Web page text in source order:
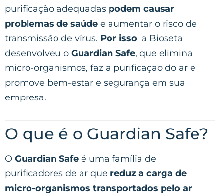
purificação adequadas podem causar
problemas de saúde e aumentar o risco de
transmissão de vírus. Por isso, a Bioseta
desenvolveu o Guardian Safe, que elimina
micro-organismos, faz a purificação do ar e
promove bem-estar e segurança em sua
empresa.
O que é o Guardian Safe?
O Guardian Safe é uma família de
purificadores de ar que reduz a carga de
micro-organismos transportados pelo ar,